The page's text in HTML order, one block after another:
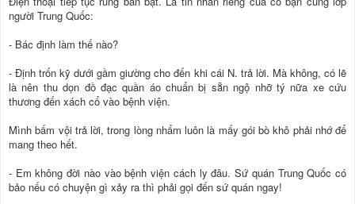
người Trung Quốc:
- Bác định làm thế nào?
- Định trốn kỹ dưới gầm giường cho đến khi cái N. trả lời. Mà không, có lẽ
là nên thu dọn đồ đạc quần áo chuẩn bị sẵn ngộ nhỡ tý nữa xe cứu
thương đến xách cổ vào bệnh viện.
Mình bấm vội trả lời, trong lòng nhẩm luôn là mấy gói bò khô phải nhớ để
mang theo hết.
- Em không đời nào vào bệnh viện cách ly đâu. Sứ quán Trung Quốc có
bảo nếu có chuyện gì xảy ra thì phải gọi đến sứ quán ngay!